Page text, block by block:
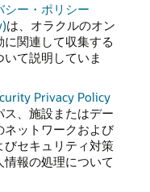
シー・ポリシー
は、オラクルのオン
関連して収集する
て説明していま
Privacy Policy
、施設またはデー
ネットワークおよび
セキュリティ対策
報の処理について